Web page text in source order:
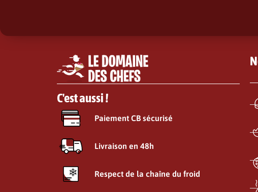
C'est aussi !
Paiement CB sécurisé
Livraison en 48h
Respect de la chaîne du froid